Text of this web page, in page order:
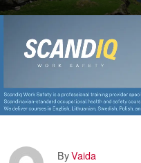
ByVaida